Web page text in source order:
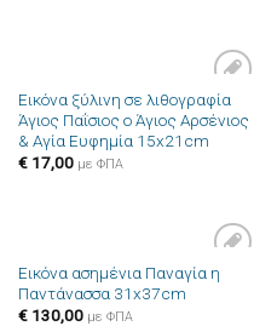
Πρόσθήκη
στην λίστα
επιθυμιών
Εικόνα ξύλινη σε λιθογραφία
Άγιος Παΐσιος ο Άγιος Αρσένιος
& Αγία Ευφημία 15x21cm
€17,00 με ΦΠΑ
Πρόσθήκη
στην λίστα
Εικόνα ασημένια Παναγία η
Παντάνασσα 31x37cm
€130,00 με ΦΠΑ